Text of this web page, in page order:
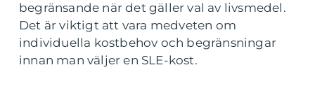
begränsande när det gäller val av livsmedel.
Det är viktigt att vara medveten om
individuella kostbehov och begränsningar
innan man väljer en SLE-kost.